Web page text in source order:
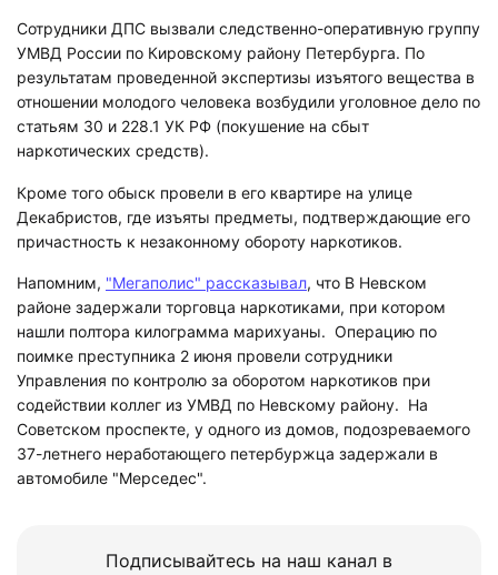
Сотрудники ДПС вызвали следственно-оперативную группу
УМВД России по Кировскому району Петербурга. По
результатам проведенной экспертизы изъятого вещества в
отношении молодого человека возбудили уголовное дело по
статьям 30 и 228.1 УК РФ (покушение на сбыт
наркотических средств).
Кроме того обыск провели в его квартире на улице
Декабристов, где изъяты предметы, подтверждающие его
причастность к незаконному обороту наркотиков.
Напомним, "Мегаполис" рассказывал, что В Невском
районе задержали торговца наркотиками, при котором
нашли полтора килограмма марихуаны. Операцию по
поимке преступника 2 июня провели сотрудники
Управления по контролю за оборотом наркотиков при
содействии коллег из УМВД по Невскому району. На
Советском проспекте, у одного из домов, подозреваемого
37-летнего неработающего петербуржца задержали в
автомобиле "Мерседес".
Подписывайтесь на наш канал в